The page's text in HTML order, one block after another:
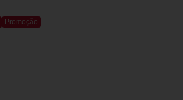
Promoção